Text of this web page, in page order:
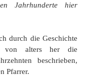
Jahrhunderte hier
durch die Geschichte
von alters her die
beschrieben,
Pfarrer.